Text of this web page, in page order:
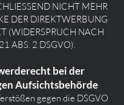
NICHT MEHR
DER DIREKTWERBUNG
(WIDERSPRUCH NACH
ABS. 2 DSGVO).
bei der
Aufsichts­behörde
gegen die DSGVO